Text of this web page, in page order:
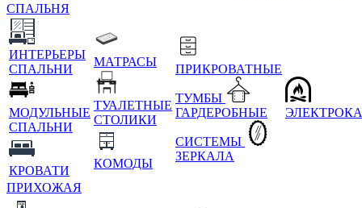
СПАЛЬНЯ
ИНТЕРЬЕРЫ
СПАЛЬНИ
МОДУЛЬНЫЕ
СПАЛЬНИ
КРОВАТИ
МАТРАСЫ
ТУАЛЕТНЫЕ
СТОЛИКИ
КОМОДЫ
ПРИКРОВАТНЫЕ
ТУМБЫ
ГАРДЕРОБНЫЕ
СИСТЕМЫ
ЗЕРКАЛА
ПРИХОЖАЯ